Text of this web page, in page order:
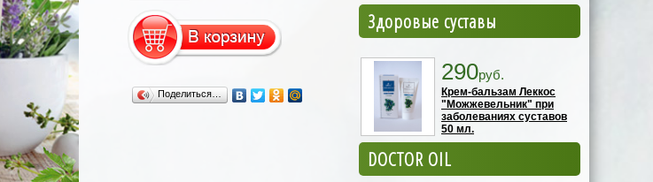
Поделиться…
Здоровые суставы
290руб.
Крем-бальзам Леккос
"Можжевельник" при
заболеваниях суставов
50 мл.
DOCTOR OIL